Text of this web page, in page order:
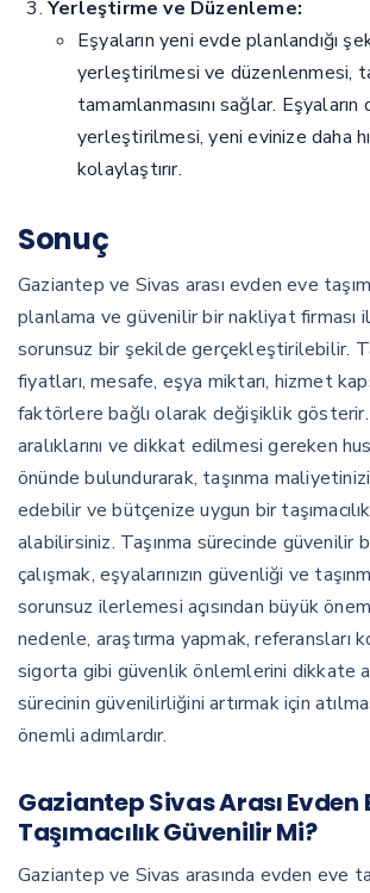
Yerleştirme ve Düzenleme:
Eşyaların yeni evde planlandığı
yerleştirilmesi ve düzenlenmesi,
tamamlanmasını sağlar. Eşyaların
yerleştirilmesi, yeni evinize daha
kolaylaştırır.
Sonuç
Gaziantep ve Sivas arası evden eve
planlama ve güvenilir bir nakliyat firması
sorunsuz bir şekilde gerçekleştirilebilir.
fiyatları, mesafe, eşya miktarı, hizmet
faktörlere bağlı olarak değişiklik
aralıklarını ve dikkat edilmesi gereken
önünde bulundurarak, taşınma
edebilir ve bütçenize uygun bir
alabilirsiniz. Taşınma sürecinde güvenilir
çalışmak, eşyalarınızın güvenliği ve
sorunsuz ilerlemesi açısından büyük
nedenle, araştırma yapmak, referansları
sigorta gibi güvenlik önlemlerini dikkate
sürecinin güvenilirliğini artırmak için
önemli adımlardır.
Gaziantep Sivas Arası Evden
Taşımacılık Güvenilir Mi?
Gaziantep ve Sivas arasında evden eve